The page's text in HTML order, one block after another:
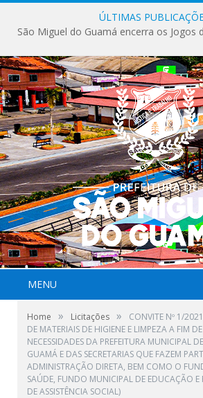
ÚLTIMAS
MENU
Home » Licitações »
CONVITE Nº 1/
DE MATERIAIS DE HIGIENE E LIMPEZA A FIM
NECESSIDADES DA PREFEITURA MUNICIPAL
GUAMÁ E DAS SECRETARIAS QUE FAZEM
ADMINISTRAÇÃO DIRETA, BEM COMO O
SAÚDE, FUNDO MUNICIPAL DE EDUCAÇÃO
DE ASSISTÊNCIA SOCIAL)